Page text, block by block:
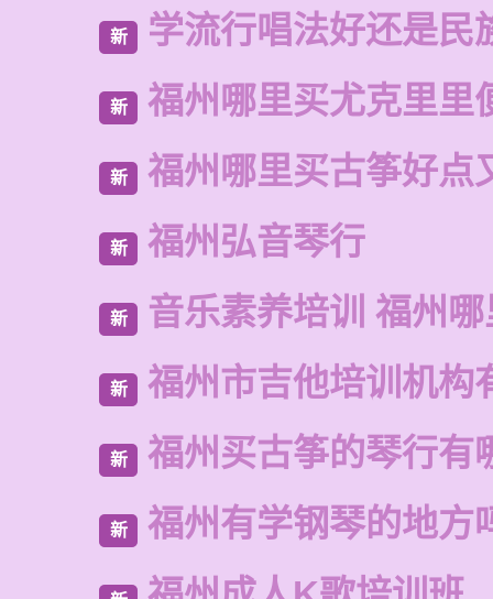
新 学流行唱法好还是民
新 福州哪里买尤克里里
新 福州哪里买古筝好点
新 福州弘音琴行
新 音乐素养培训 福州
新 福州市吉他培训机构
新 福州买古筝的琴行有
新 福州有学钢琴的地方